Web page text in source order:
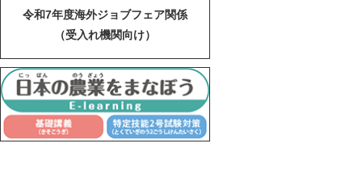
令和7年度海外ジョブフェア関係
（受入れ機関向け）